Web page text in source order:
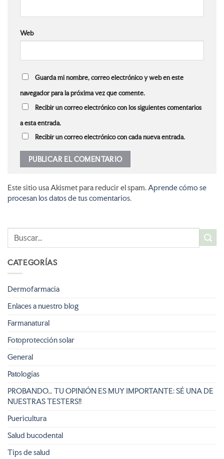
Web
Guarda mi nombre, correo electrónico y web en este
navegador para la próxima vez que comente.
Recibir un correo electrónico con los siguientes comentarios
a esta entrada.
Recibir un correo electrónico con cada nueva entrada.
Este sitio usa Akismet para reducir el spam.Aprende cómo se
procesan los datos de tus comentarios.
CATEGORÍAS
Dermofarmacia
Enlaces a nuestro blog
Farmanatural
Fotoprotección solar
General
Patologías
PROBANDO… TU OPINIÓN ES MUY IMPORTANTE: SÉ UNA DE
NUESTRAS TESTERS!!
Puericultura
Salud bucodental
Tips de salud